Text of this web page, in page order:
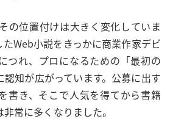
の位置付けは大きく変化していま
Web小説をきっかに商業作家デビ
つれ、プロになるための「最初の
知が広がっています。公募に出す
書き、そこで人気を得てから書籍
常に多くなりました。